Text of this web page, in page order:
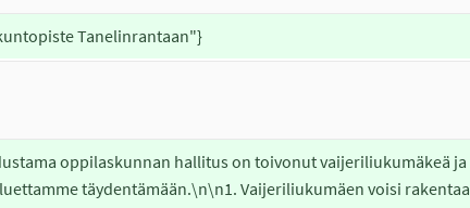
Tanelinrantaan"}
oppilaskunnan hallitus on toivonut vaijeriliukumäkeä ja
täydentämään.\n\n1. Vaijeriliukumäen voisi rakentaa